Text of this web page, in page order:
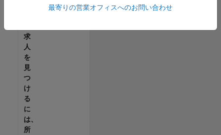
求
人
を
見
つ
け
る
に
は、
所
最寄りの営業オフィスへのお問い合わせ